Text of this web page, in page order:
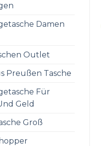
Damen
Outlet
Preußen Tasche
Für
Geld
Groß